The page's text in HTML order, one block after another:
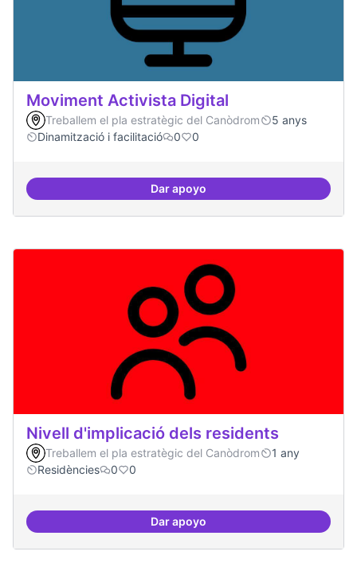
Moviment Activista Digital
Treballem el pla estratègic del Canòdrom
5 anys
Dinamització i facilitació
0 0
Dar apoyoMoviment Activista Digital
Nivell d'implicació dels residents
Treballem el pla estratègic del Canòdrom
1 any
Residències
0 0
Dar apoyoNivell d'implicació dels residents